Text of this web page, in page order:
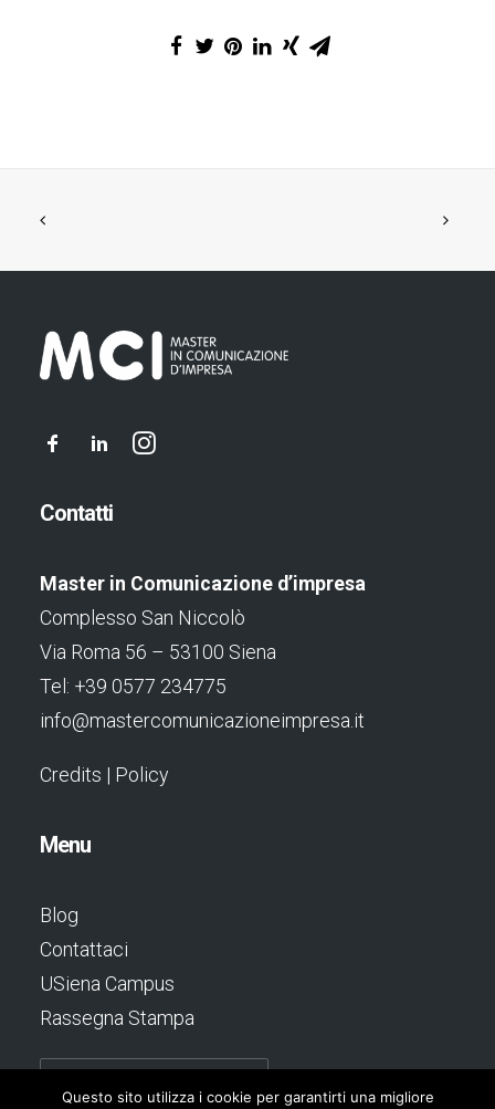
Contatti
Master in Comunicazione d’impresa
Complesso San Niccolò
Via Roma 56 – 53100 Siena
Tel: +39 0577 234775
info@mastercomunicazioneimpresa.it
Credits | Policy
Menu
Blog
Contattaci
USiena Campus
Rassegna Stampa
Questo sito utilizza i cookie per garantirti una migliore